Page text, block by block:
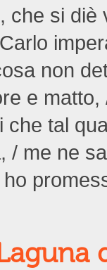
che si
non
e
tal
/ me ne